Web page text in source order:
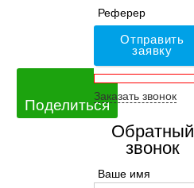
Реферер
Отправить
заявку
Заказать звонок
Обратный
звонок
Ваше имя
Поделиться